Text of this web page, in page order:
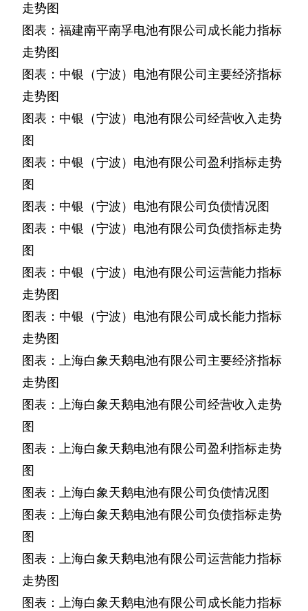
走势图
图表：福建南平南孚电池有限公司成长能力指标
走势图
图表：中银（宁波）电池有限公司主要经济指标
走势图
图表：中银（宁波）电池有限公司经营收入走势
图
图表：中银（宁波）电池有限公司盈利指标走势
图
图表：中银（宁波）电池有限公司负债情况图
图表：中银（宁波）电池有限公司负债指标走势
图
图表：中银（宁波）电池有限公司运营能力指标
走势图
图表：中银（宁波）电池有限公司成长能力指标
走势图
图表：上海白象天鹅电池有限公司主要经济指标
走势图
图表：上海白象天鹅电池有限公司经营收入走势
图
图表：上海白象天鹅电池有限公司盈利指标走势
图
图表：上海白象天鹅电池有限公司负债情况图
图表：上海白象天鹅电池有限公司负债指标走势
图
图表：上海白象天鹅电池有限公司运营能力指标
走势图
图表：上海白象天鹅电池有限公司成长能力指标